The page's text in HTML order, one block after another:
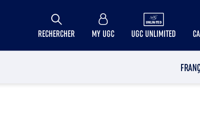
RECHERCHER MY UGC UGC UNLIMITED